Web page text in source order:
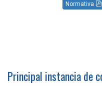
Normativa
Principal instancia de